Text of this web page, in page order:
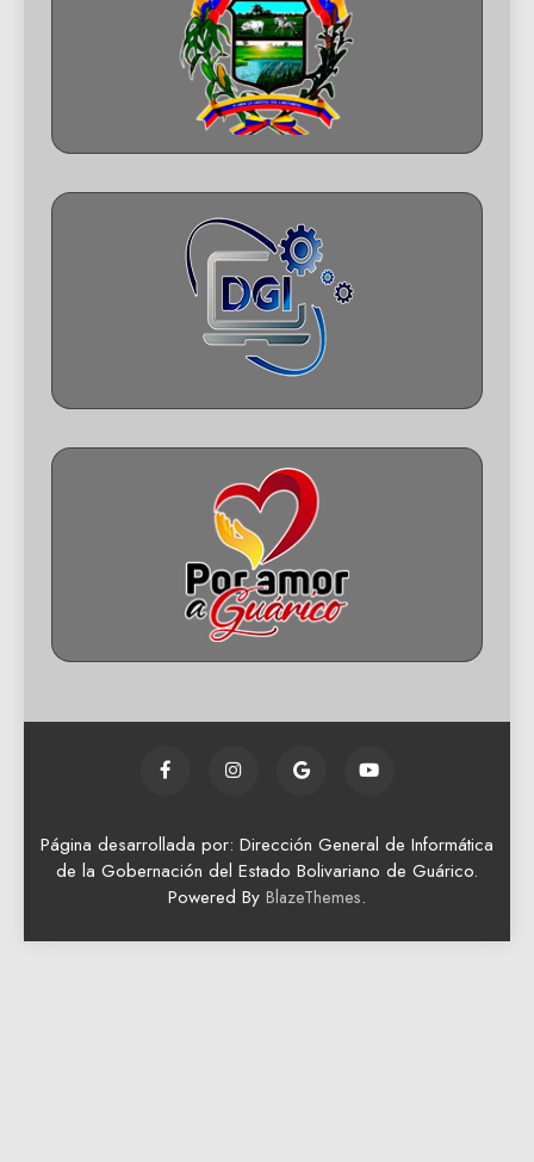
Página desarrollada por: Dirección General de Informática
de la Gobernación del Estado Bolivariano de Guárico.
Powered By BlazeThemes.